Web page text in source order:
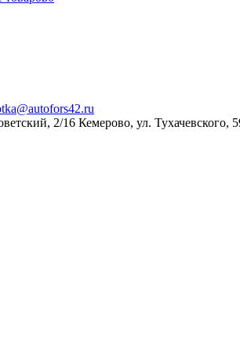
2/16 Кемерово, ул. Тухачевского,